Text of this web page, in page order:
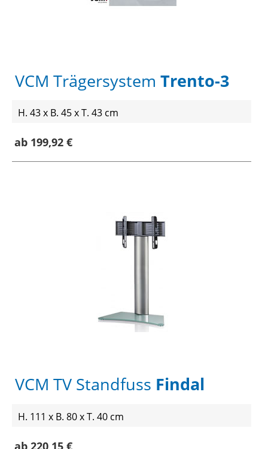
VCM Trägersystem Trento-3
H. 43 x B. 45 x T. 43 cm
ab 199,92 €
VCM TV Standfuss Findal
H. 111 x B. 80 x T. 40 cm
ab 220,15 €